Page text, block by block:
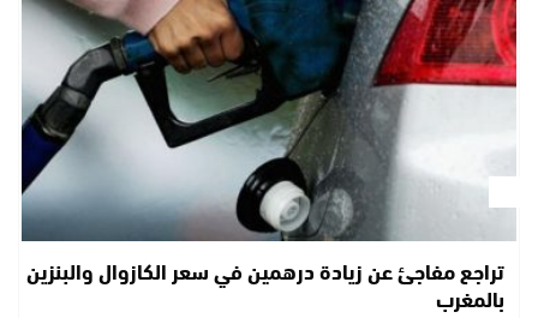
تراجع مفاجئ عن زيادة درهمين في سعر الكازوال والبنزين
بالمغرب